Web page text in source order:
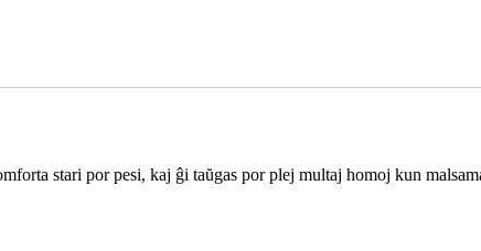
stari por pesi, kaj ĝi taŭgas por plej multaj homoj kun